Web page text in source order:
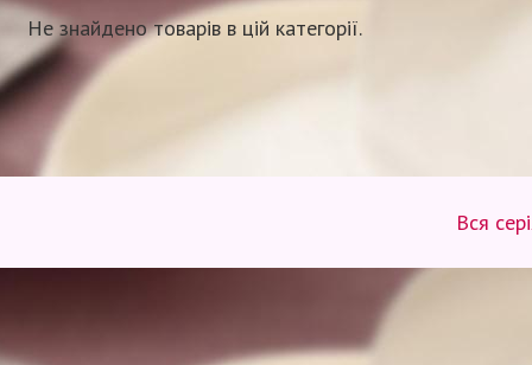
Не знайдено товарів в цій категорії.
Вся